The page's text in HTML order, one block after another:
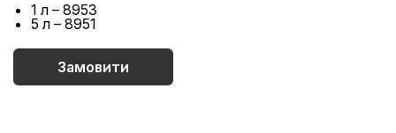
1 л – 8953
5 л – 8951
Замовити